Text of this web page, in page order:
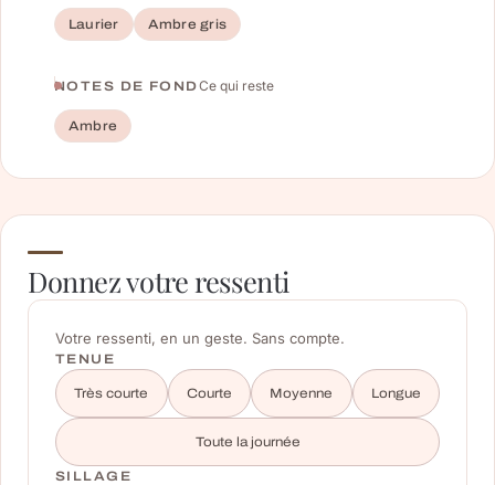
Laurier Ambre gris
NOTES DE FONDCe qui reste
Ambre
Donnez votre ressenti
Votre ressenti, en un geste. Sans compte.
TENUE
Très courte Courte Moyenne Longue
Toute la journée
SILLAGE